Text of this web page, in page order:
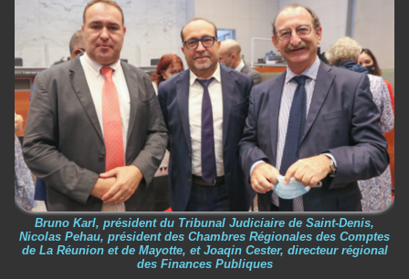
Bruno Karl, président du Tribunal Judiciaire de Saint-Denis,
Nicolas Pehau, président des Chambres Régionales des Comptes
de La Réunion et de Mayotte, et Joaqin Cester, directeur régional
des Finances Publiques